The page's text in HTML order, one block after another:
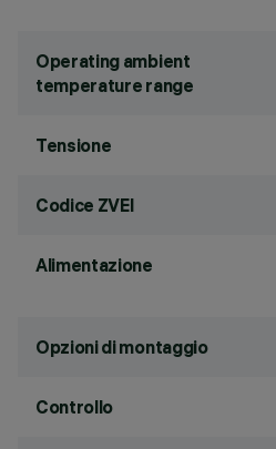
Operating ambient
temperature range
Tensione
Codice ZVEI
Alimentazione
Opzioni di montaggio
Controllo